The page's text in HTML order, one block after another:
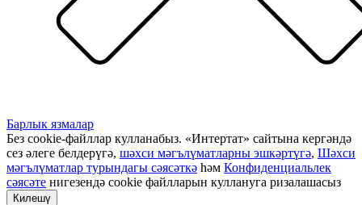
Барлык язмалар
Без cookie-файллар кулланабыз. «Интертат» сайтына кергәндә
сез әлеге белдерүгә, шәхси мәгълүматларны эшкәртүгә, Шәхси
мәгълүматлар турындагы сәясәткә һәм Конфиденциальлек
сәясәте нигезендә cookie файлларын куллануга ризалашасыз
Килешү